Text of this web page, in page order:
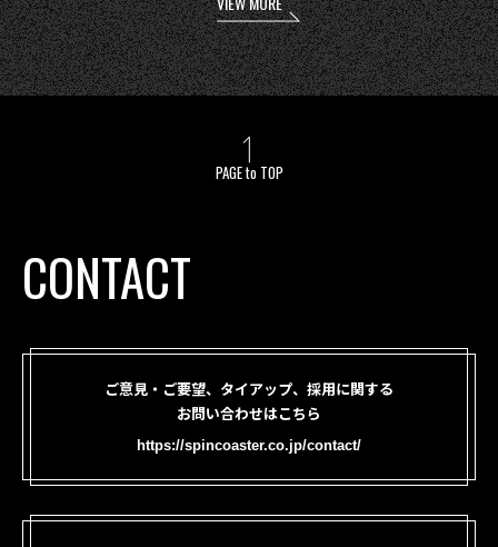
PAGE to TOP
CONTACT
ご意見・ご要望、タイアップ、採用に関する
お問い合わせはこちら
https://spincoaster.co.jp/contact/